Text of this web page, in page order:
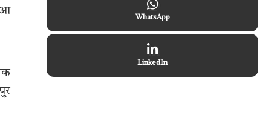
WhatsApp
LinkedIn